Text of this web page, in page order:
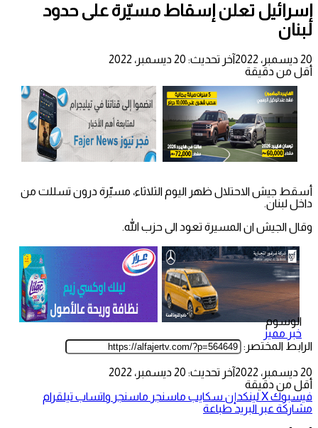
إسرائيل تعلن إسقاط مسيّرة على حدود
لبنان
20 ديسمبر، 2022
آخر تحديث: 20 ديسمبر، 2022
أقل من دقيقة
أسقط جيش الاحتلال ظهر اليوم الثلاثاء، مسيّرة درون تسللت من
داخل لبنان.
وقال الجيش ان المسيرة تعود الى حزب الله.
الوسوم
خبر مميز
الرابط المختصر:
20 ديسمبر، 2022
آخر تحديث: 20 ديسمبر، 2022
أقل من دقيقة
فيسبوك‫Xلينكدإن سكايب ماسنجر ماسنجر واتساب تيلقرام
مشاركة عبر البريد طباعة